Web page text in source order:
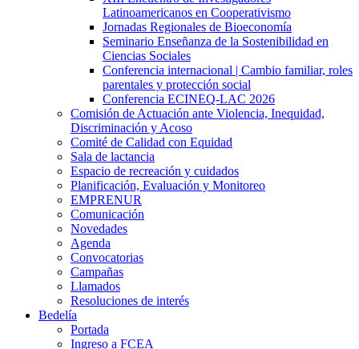
Latinoamericanos en Cooperativismo
Jornadas Regionales de Bioeconomía
Seminario Enseñanza de la Sostenibilidad en
Ciencias Sociales
Conferencia internacional | Cambio familiar, roles
parentales y protección social
Conferencia ECINEQ-LAC 2026
Comisión de Actuación ante Violencia, Inequidad,
Discriminación y Acoso
Comité de Calidad con Equidad
Sala de lactancia
Espacio de recreación y cuidados
Planificación, Evaluación y Monitoreo
EMPRENUR
Comunicación
Novedades
Agenda
Convocatorias
Campañas
Llamados
Resoluciones de interés
Bedelía
Portada
Ingreso a FCEA